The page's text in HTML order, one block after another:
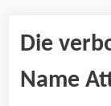
Die
Name